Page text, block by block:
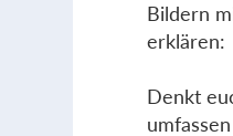
Bildern
erklären:
Denkt